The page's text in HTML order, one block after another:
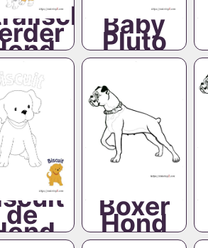
Baby
Pluto
de Boxer
Hond